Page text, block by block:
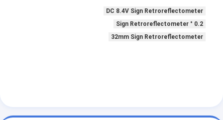
DC 8.4V Sign Retroreflectometer
0.2 ° Sign Retroreflectometer
32mm Sign Retroreflectometer